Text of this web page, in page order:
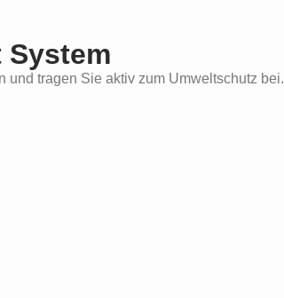
System
und tragen Sie aktiv zum Umweltschutz bei.